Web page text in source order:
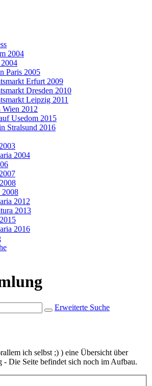
2004
Paris 2005
Erfurt 2009
Dresden 2010
Leipzig 2011
2012
Usedom 2015
Stralsund 2016
2004
2008
2012
2013
2016
Erweiterte Suche
ich selbst ;) ) eine Übersicht über
- Die Seite befindet sich noch im Aufbau.